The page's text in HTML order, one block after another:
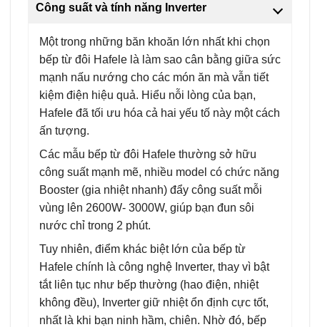
Công suất và tính năng Inverter
Một trong những băn khoăn lớn nhất khi chọn
bếp từ đôi Hafele là làm sao cân bằng giữa sức
mạnh nấu nướng cho các món ăn mà vẫn tiết
kiệm điện hiệu quả. Hiểu nỗi lòng của bạn,
Hafele đã tối ưu hóa cả hai yếu tố này một cách
ấn tượng.
Các mẫu bếp từ đôi Hafele thường sở hữu
công suất mạnh mẽ, nhiều model có chức năng
Booster (gia nhiệt nhanh) đẩy công suất mỗi
vùng lên 2600W- 3000W, giúp bạn đun sôi
nước chỉ trong 2 phút.
Tuy nhiên, điểm khác biệt lớn của bếp từ
Hafele chính là công nghệ Inverter, thay vì bật
tắt liên tục như bếp thường (hao điện, nhiệt
không đều), Inverter giữ nhiệt ổn định cực tốt,
nhất là khi bạn ninh hầm, chiên. Nhờ đó, bếp